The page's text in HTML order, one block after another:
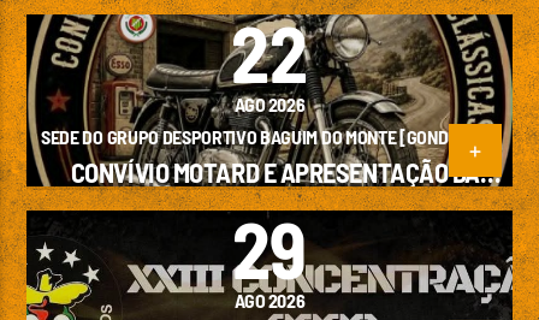
22
AGO 2026
SEDE DO GRUPO DESPORTIVO BAGUIM DO MONTE [GONDOMAR]
CONVÍVIO MOTARD E APRESENTAÇÃO DA
SECÇÃO DE MOTAS CLÁSSICAS DO G.D.B.M
29
AGO 2026